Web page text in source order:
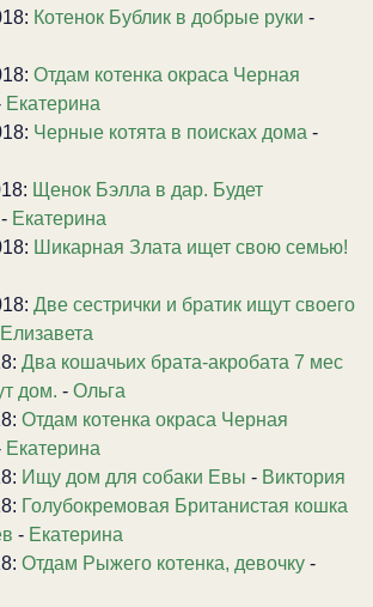
Котенок Бублик в добрые руки -
Отдам котенка окраса Черная
Екатерина
Черные котята в поисках дома -
Щенок Бэлла в дар. Будет
- Екатерина
Шикарная Злата ищет свою семью!
Две сестрички и братик ищут своего
Елизавета
Два кошачьих брата-акробата 7 мес
дом. - Ольга
Отдам котенка окраса Черная
Екатерина
Ищу дом для собаки Евы - Виктория
Голубокремовая Британистая кошка
- Екатерина
Отдам Рыжего котенка, девочку -